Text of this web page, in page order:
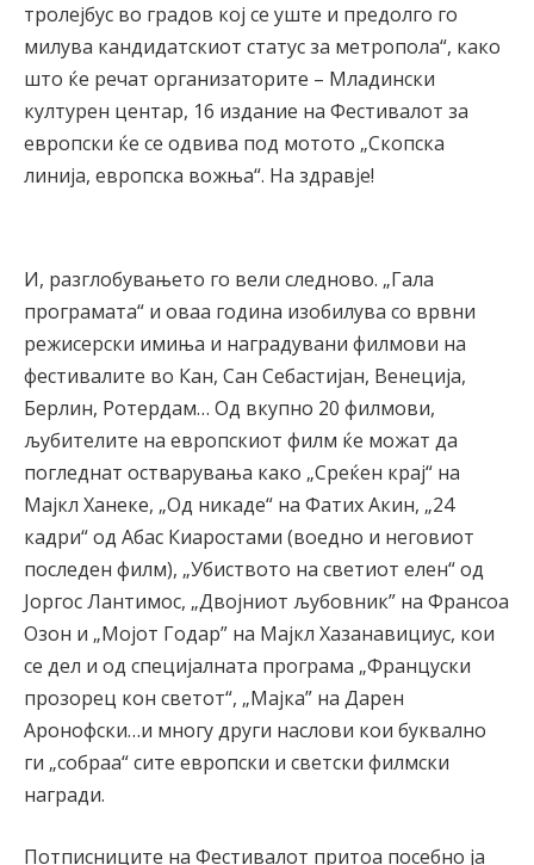
тролејбус во градов кој се уште и предолго го
милува кандидатскиот статус за метропола“, како
што ќе речат организаторите – Младински
културен центар, 16 издание на Фестивалот за
европски ќе се одвива под мотото „Скопска
линија, европска вожња“. На здравје!
И, разглобувањето го вели следново. „Гала
програмата“ и оваа година изобилува со врвни
режисерски имиња и наградувани филмови на
фестивалите во Кан, Сан Себастијан, Венеција,
Берлин, Ротердам… Од вкупно 20 филмови,
љубителите на европскиот филм ќе можат да
погледнат остварувања како „Среќен крај“ на
Мајкл Ханеке, „Од никаде“ на Фатих Акин, „24
кадри“ од Абас Киаростами (воедно и неговиот
последен филм), „Убиството на светиот елен“ од
Јоргос Лантимос, „Двојниот љубовник” на Франсоа
Озон и „Мојот Годар” на Мајкл Хазанавициус, кои
се дел и од специјалната програма „Француски
прозорец кон светот“, „Мајка” на Дарен
Аронофски…и многу други наслови кои буквално
ги „собраа“ сите европски и светски филмски
награди.
Потписниците на Фестивалот притоа посебно ја